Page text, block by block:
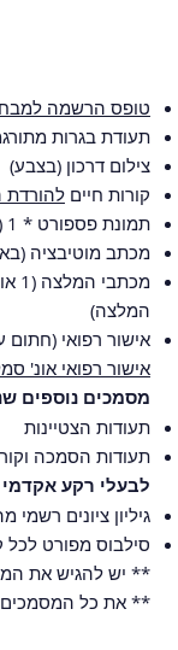
טופס הרשמה
תעודת בגרות
צילום דרכון (בצבע)
קורות חייםלהורדת
תמונת פספורט * 1 (תמונה רשמית של הפנים)
מכתב מוטיבציה
המלצה)
אישור רפואי
אישור רפואי אונ'
מסמכים נוספים
תעודות הצטיינות
תעודות הסמכה
לבעלי רקע
גיליון ציונים
סילבוס מפורט לכל
​** יש להגיש את
** את כל